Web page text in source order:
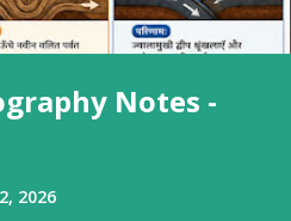
Notes -
2026